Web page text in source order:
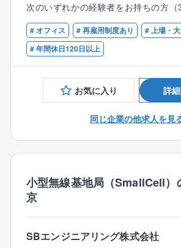
きるのでキャリアパスを大きく広げ
す。OJT制度もしっかりと整えており
気があれば短期間でしっかりと成長い
意されていることはメリットです。
【働きやすい環境】
社員の働く環境を整備するために、「
イデーの実施」や「スーパーフレッ
入」、など、働き方改革に積極的に取
【求める人物像】
下記に当てはまる方、ぜひご応募くだ
・将来像含めネットワークの進化、
え、No.1のネットワーク実現に熱い想
【業務について】
携帯電話基地局の新設、増設、撤去な
行っている部門にて、全国の屋内基地
SmallCellやスマートシティ等の電波対
務を担当
【具体的な案件】
・大規模屋内基地局
大型ショッピングセンター、超高層
ム、地下街などの大規模施設。
・共同構築案件
JMCIAやJTOWERを活用した、他
＜仕事の魅力＞
高いプロジェクトです。
次のいずれかの経験者をお持ちの方
しい）
・屋内基地局設備の施工管理又は工事
・施設オーナとの折衝・調整経験
・ソフトバンクの携帯電話基地局業務
・JMCIAやJtower等の共同構築対策
【歓迎経験】
・プロジェクトマネージメントスキル
・業務設計・効率化の経験者
【歓迎資格】
・1級電気通信工事施工管理技士
・陸上特殊無線技士（1級）
# オフィス # 再雇用制度あり
# 上場・
# 年間休日120日以上
お気に入り 詳
同じ企業の他求人を見
小型無線基地局（SmallCell）
京
SBエンジニアリング株式会社